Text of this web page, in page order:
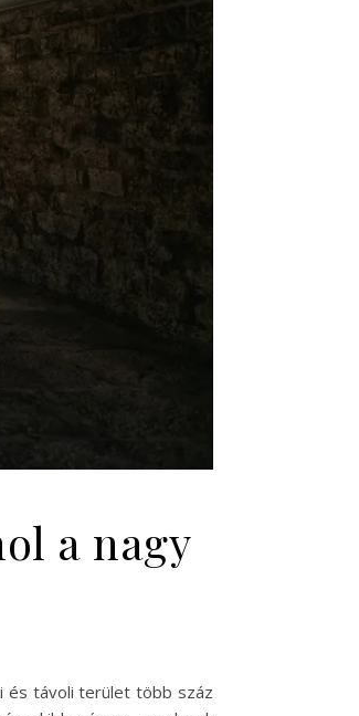
a nagy
és távoli terület több száz